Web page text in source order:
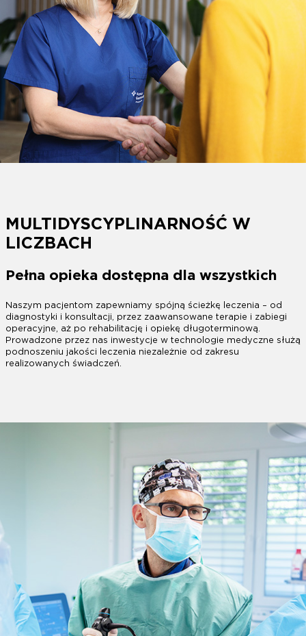
MULTIDYSCYPLINARNOŚĆ W
LICZBACH
Pełna opieka dostępna dla wszystkich
Naszym pacjentom zapewniamy spójną ścieżkę leczenia – od
diagnostyki i konsultacji, przez zaawansowane terapie i zabiegi
operacyjne, aż po rehabilitację i opiekę długoterminową.
Prowadzone przez nas inwestycje w technologie medyczne służą
podnoszeniu jakości leczenia niezależnie od zakresu
realizowanych świadczeń.